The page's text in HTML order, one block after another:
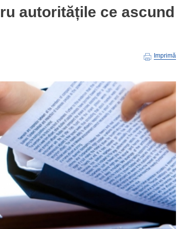
autoritățile ce ascund
Imprimă